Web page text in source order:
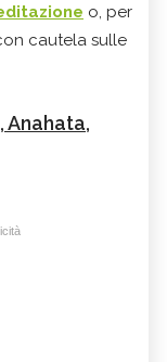
o, per
cautela sulle
Anahata,